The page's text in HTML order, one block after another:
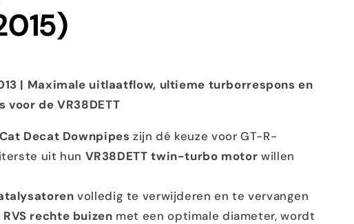
| Maximale uitlaatflow, ultieme turborrespons en
de VR38DETT
Decat Downpipes zijn dé keuze voor GT-R-
uit hun VR38DETT twin-turbo motor willen
volledig te verwijderen en te vervangen
rechte buizen met een optimale diameter, wordt